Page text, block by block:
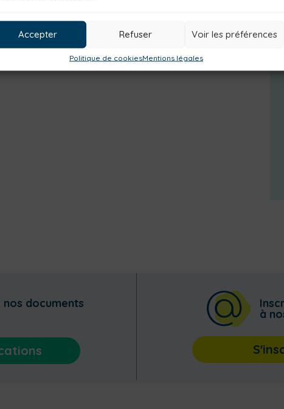
Accepter Refuser Voir les préférences
Politique de cookiesMentions légales
nos documents
à